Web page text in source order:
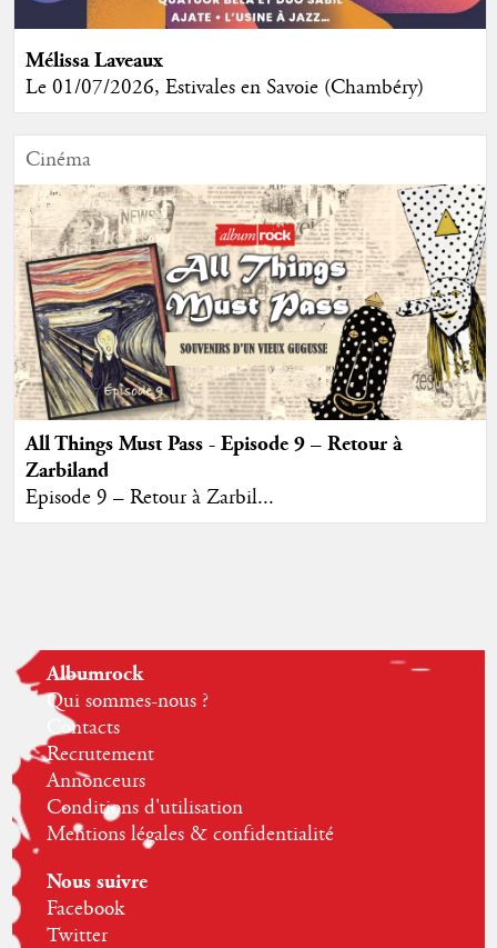
Mélissa Laveaux
Le 01/07/2026, Estivales en Savoie (Chambéry)
Cinéma
All Things Must Pass - Episode 9 – Retour à
Zarbiland
Episode 9 – Retour à Zarbil...
Albumrock
Qui sommes-nous ?
Contacts
Recrutement
Annonceurs
Conditions d'utilisation
Mentions légales & confidentialité
Nous suivre
Facebook
Twitter